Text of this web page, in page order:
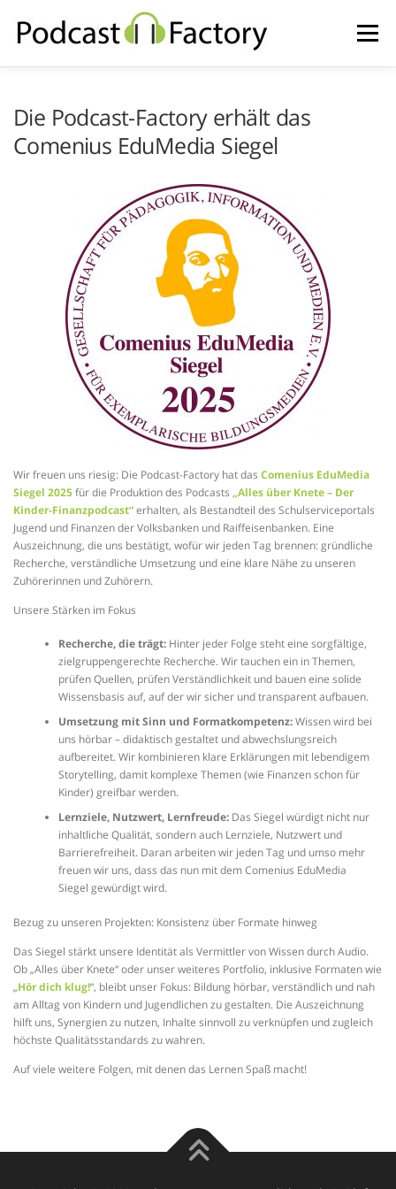
Inhalt
springen
Menü
Die Podcast-Factory erhält das
Comenius EduMedia Siegel
Wir freuen uns riesig: Die Podcast-Factory hat das Comenius EduMedia
Siegel 2025für die Produktion des Podcasts „Alles über Knete – Der
Kinder-Finanzpodcast“erhalten, als Bestandteil des Schulserviceportals
Jugend und Finanzen der Volksbanken und Raiffeisenbanken. Eine
Auszeichnung, die uns bestätigt, wofür wir jeden Tag brennen: gründliche
Recherche, verständliche Umsetzung und eine klare Nähe zu unseren
Zuhörerinnen und Zuhörern.
Unsere Stärken im Fokus
Recherche, die trägt: Hinter jeder Folge steht eine sorgfältige,
zielgruppengerechte Recherche. Wir tauchen ein in Themen,
prüfen Quellen, prüfen Verständlichkeit und bauen eine solide
Wissensbasis auf, auf der wir sicher und transparent aufbauen.
Umsetzung mit Sinn und Formatkompetenz:Wissen wird bei
uns hörbar – didaktisch gestaltet und abwechslungsreich
aufbereitet. Wir kombinieren klare Erklärungen mit lebendigem
Storytelling, damit komplexe Themen (wie Finanzen schon für
Kinder) greifbar werden.
Lernziele, Nutzwert, Lernfreude: Das Siegel würdigt nicht nur
inhaltliche Qualität, sondern auch Lernziele, Nutzwert und
Barrierefreiheit. Daran arbeiten wir jeden Tag und umso mehr
freuen wir uns, dass das nun mit dem Comenius EduMedia
Siegel gewürdigt wird.
Bezug zu unseren Projekten: Konsistenz über Formate hinweg
Das Siegel stärkt unsere Identität als Vermittler von Wissen durch Audio.
Ob „Alles über Knete“ oder unser weiteres Portfolio, inklusive Formaten wie
„Hör dich klug!“, bleibt unser Fokus: Bildung hörbar, verständlich und nah
am Alltag von Kindern und Jugendlichen zu gestalten. Die Auszeichnung
hilft uns, Synergien zu nutzen, Inhalte sinnvoll zu verknüpfen und zugleich
höchste Qualitätsstandards zu wahren.
Auf viele weitere Folgen, mit denen das Lernen Spaß macht!